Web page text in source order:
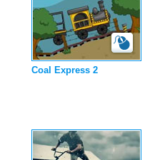
Coal Express 2